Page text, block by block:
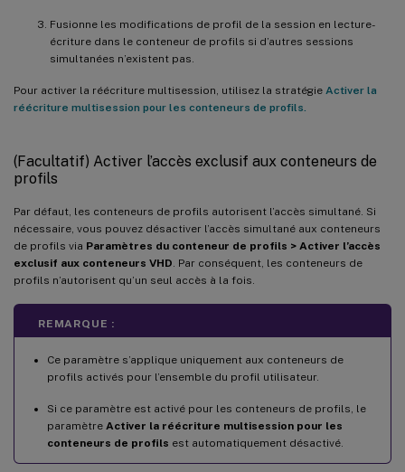
Fusionne les modifications de profil de la session en lecture-
écriture dans le conteneur de profils si d’autres sessions
simultanées n’existent pas.
Pour activer la réécriture multisession, utilisez la stratégie Activer la
réécriture multisession pour les conteneurs de profils.
(Facultatif) Activer l’accès exclusif aux conteneurs de
profils
Par défaut, les conteneurs de profils autorisent l’accès simultané. Si
nécessaire, vous pouvez désactiver l’accès simultané aux conteneurs
de profils via Paramètres du conteneur de profils > Activer l’accès
exclusif aux conteneurs VHD . Par conséquent, les conteneurs de
profils n’autorisent qu’un seul accès à la fois.
REMARQUE :
Ce paramètre s’applique uniquement aux conteneurs de
profils activés pour l’ensemble du profil utilisateur.
Si ce paramètre est activé pour les conteneurs de profils, le
paramètre Activer la réécriture multisession pour les
conteneurs de profils est automatiquement désactivé.